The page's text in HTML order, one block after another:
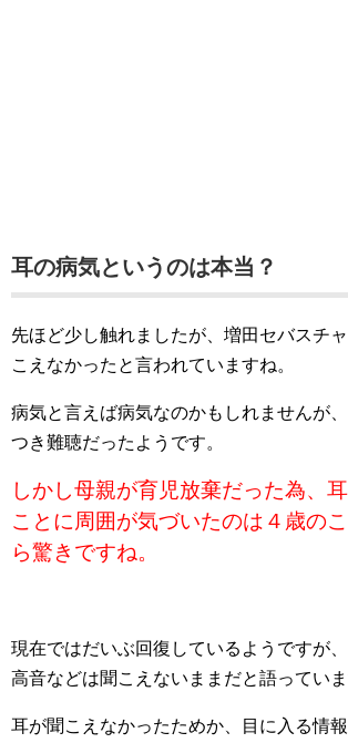
耳の病気というのは本当？
先ほど少し触れましたが、増田セバスチ
こえなかったと言われていますね。
病気と言えば病気なのかもしれませんが
つき難聴だったようです。
しかし母親が育児放棄だった為、
ことに周囲が気づいたのは４歳の
ら驚きですね。
現在ではだいぶ回復しているようですが
高音などは聞こえないままだと語っていま
耳が聞こえなかったためか、目に入る情